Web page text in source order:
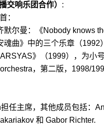
交响乐团合作） :
：
默尔曼 ： 《Nobody knows
魂曲》中的三个乐章（1992
》（1999），为小
，第二版， 1998/
担任主席，其他成员包括：
和 Gabor Richter.